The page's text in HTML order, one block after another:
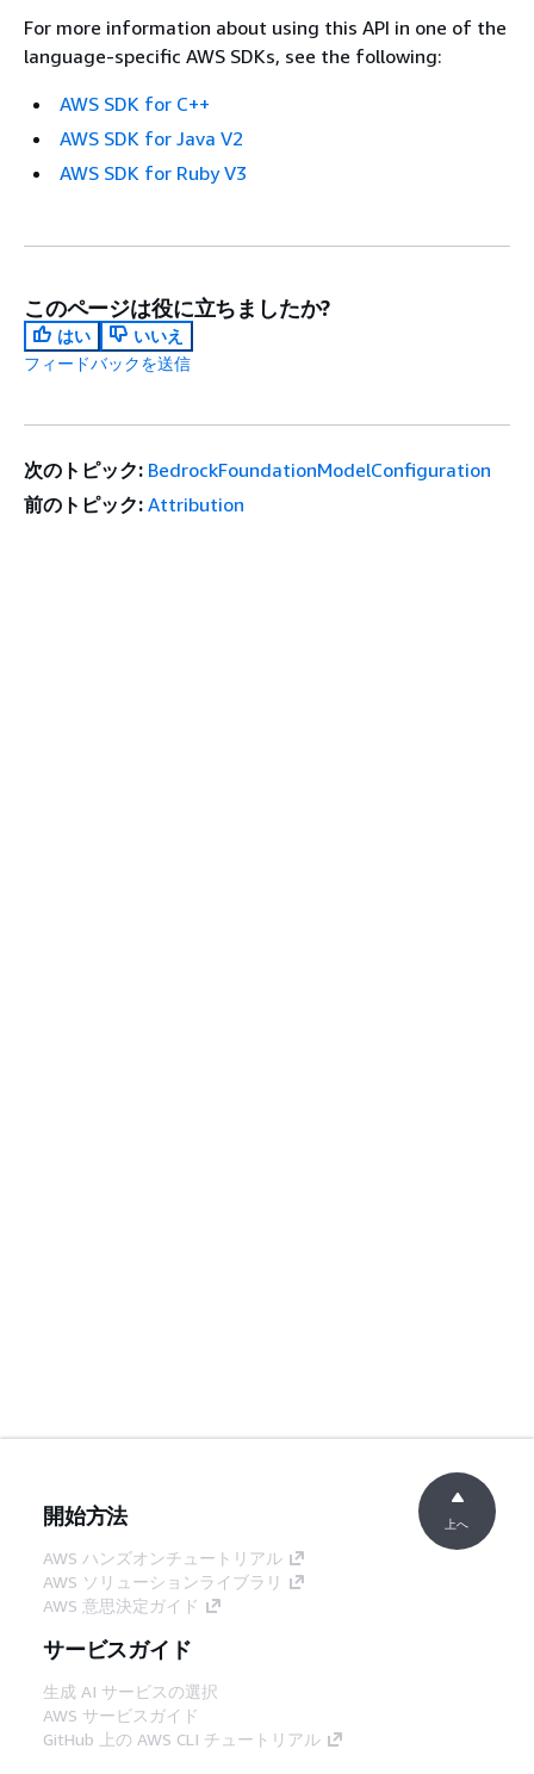
For more information about using this API in one of the
language-specific AWS SDKs, see the following:
AWS SDK for C++
AWS SDK for Java V2
AWS SDK for Ruby V3
このページは役に立ちましたか?
はい
いいえ
フィードバックを送信
次のトピック: BedrockFoundationModelConfiguration
前のトピック: Attribution
開始方法
AWS ハンズオンチュートリアル
AWS ソリューションライブラリ
AWS 意思決定ガイド
サービスガイド
生成 AI サービスの選択
AWS サービスガイド
GitHub 上の AWS CLI チュートリアル
上へ